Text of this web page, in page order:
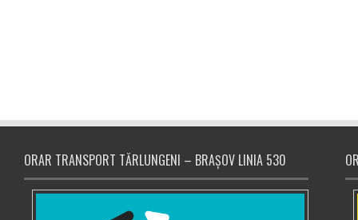
ORAR TRANSPORT TĂRLUNGENI – BRAȘOV LINIA 530